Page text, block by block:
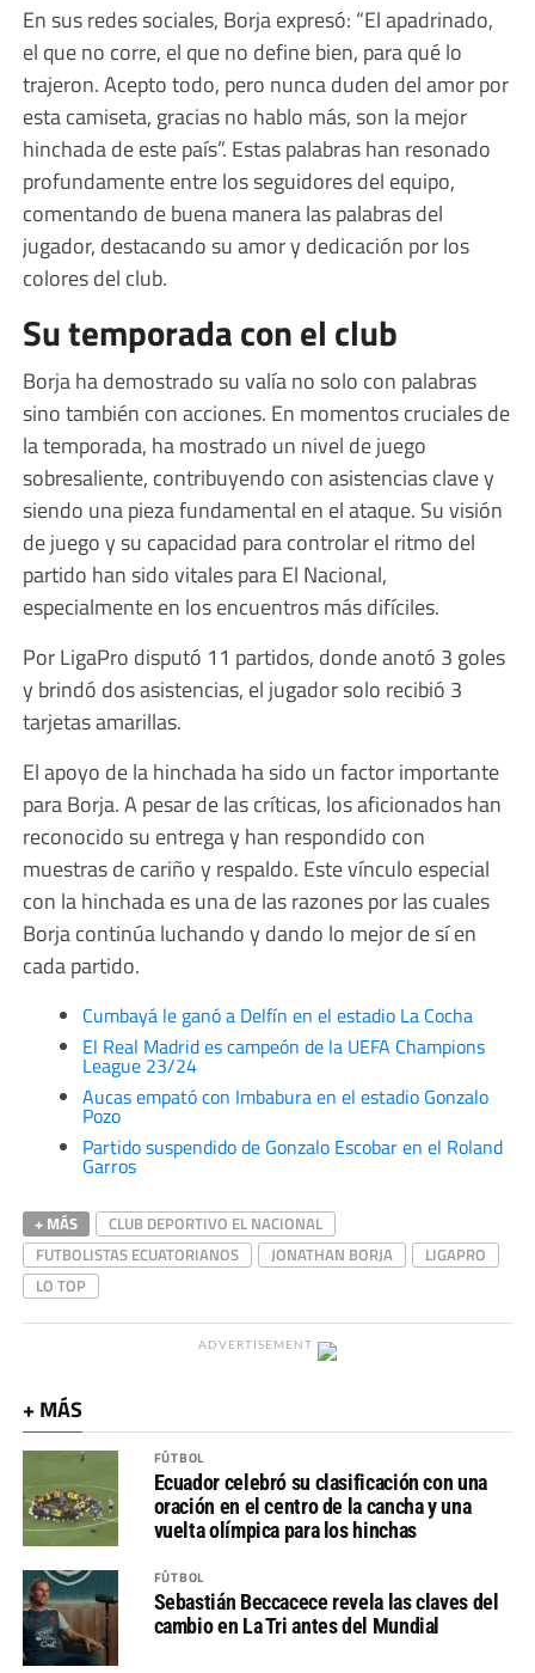
En sus redes sociales, Borja expresó: “El apadrinado,
el que no corre, el que no define bien, para qué lo
trajeron. Acepto todo, pero nunca duden del amor por
esta camiseta, gracias no hablo más, son la mejor
hinchada de este país”. Estas palabras han resonado
profundamente entre los seguidores del equipo,
comentando de buena manera las palabras del
jugador, destacando su amor y dedicación por los
colores del club.
Su temporada con el club
Borja ha demostrado su valía no solo con palabras
sino también con acciones. En momentos cruciales de
la temporada, ha mostrado un nivel de juego
sobresaliente, contribuyendo con asistencias clave y
siendo una pieza fundamental en el ataque. Su visión
de juego y su capacidad para controlar el ritmo del
partido han sido vitales para El Nacional,
especialmente en los encuentros más difíciles.
Por LigaPro disputó 11 partidos, donde anotó 3 goles
y brindó dos asistencias, el jugador solo recibió 3
tarjetas amarillas.
El apoyo de la hinchada ha sido un factor importante
para Borja. A pesar de las críticas, los aficionados han
reconocido su entrega y han respondido con
muestras de cariño y respaldo. Este vínculo especial
con la hinchada es una de las razones por las cuales
Borja continúa luchando y dando lo mejor de sí en
cada partido.
Cumbayá le ganó a Delfín en el estadio La Cocha
El Real Madrid es campeón de la UEFA Champions
League 23/24
Aucas empató con Imbabura en el estadio Gonzalo
Pozo
Partido suspendido de Gonzalo Escobar en el Roland
Garros
+ MÁS
CLUB DEPORTIVO EL NACIONAL
FUTBOLISTAS ECUATORIANOS
JONATHAN BORJA
LIGAPRO
LO TOP
ADVERTISEMENT
+ MÁS
FÚTBOL
Ecuador celebró su clasificación con una
oración en el centro de la cancha y una
vuelta olímpica para los hinchas
FÚTBOL
Sebastián Beccacece revela las claves del
cambio en La Tri antes del Mundial